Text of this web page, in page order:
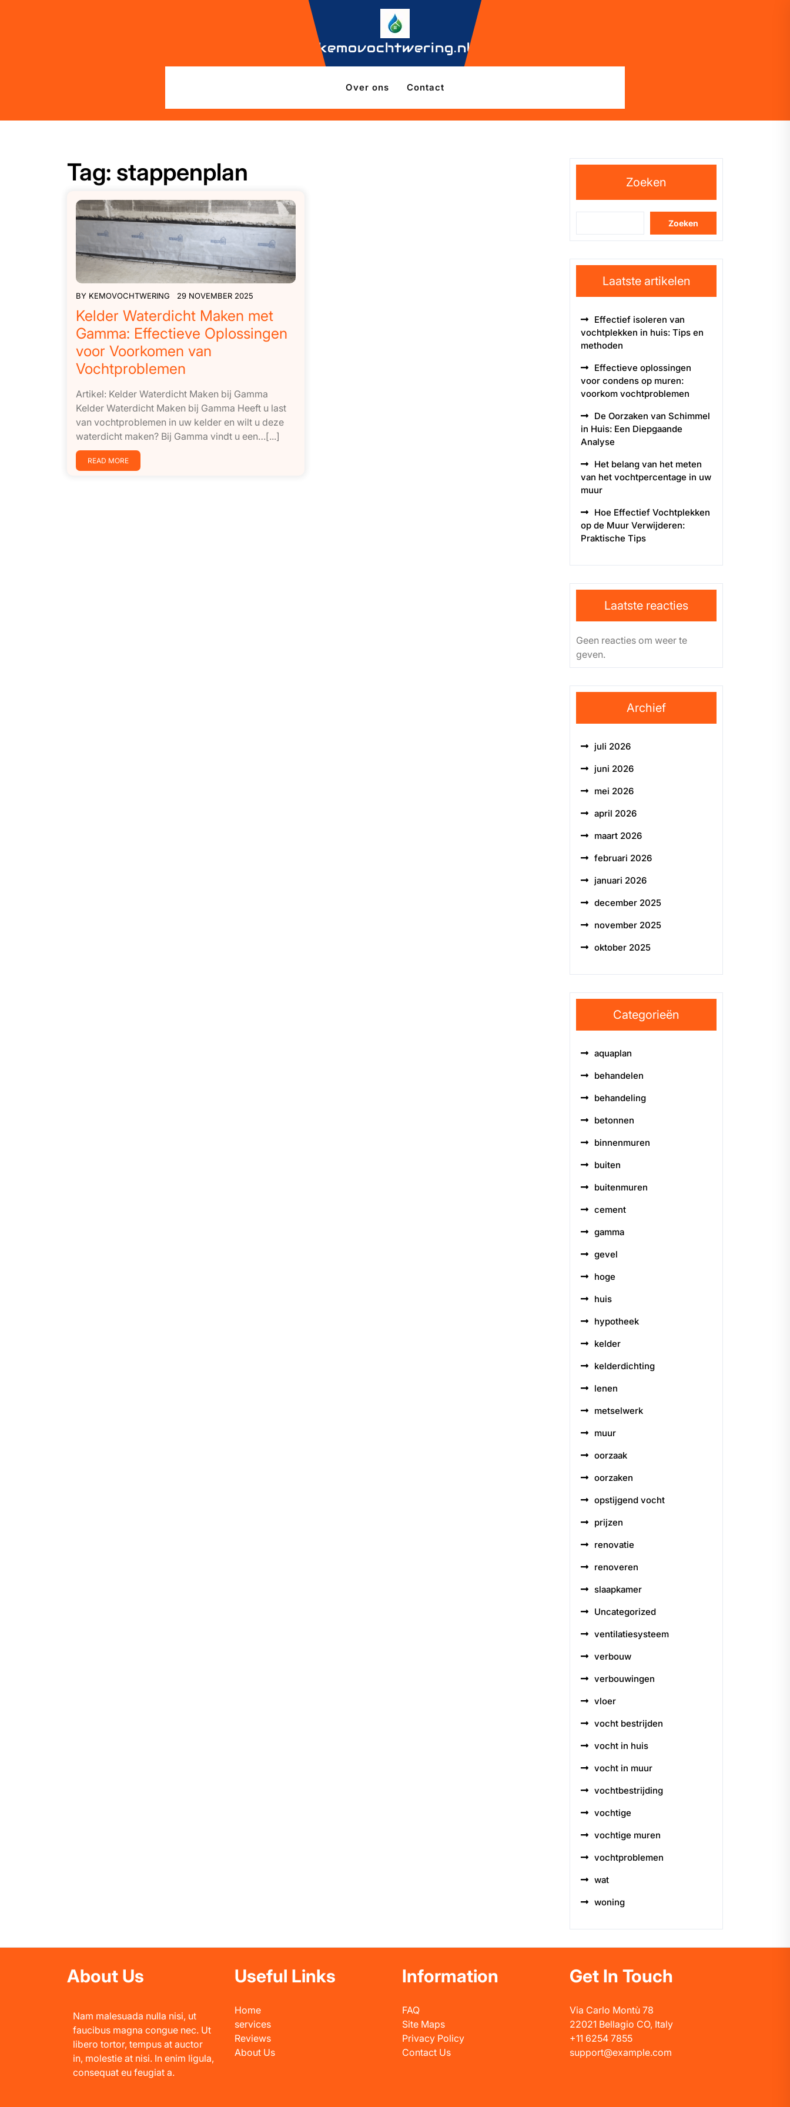
kemovochtwering.nl
Over ons Contact
Tag: stappenplan
BY KEMOVOCHTWERING 29 NOVEMBER 2025
Kelder Waterdicht Maken met
Gamma: Effectieve Oplossingen
voor Voorkomen van
Vochtproblemen
Artikel: Kelder Waterdicht Maken bij Gamma
Kelder Waterdicht Maken bij Gamma Heeft u last
van vochtproblemen in uw kelder en wilt u deze
waterdicht maken? Bij Gamma vindt u een…[...]
READ MORE
Zoeken
Zoeken
Laatste artikelen
Effectief isoleren van
vochtplekken in huis: Tips en
methoden
Effectieve oplossingen
voor condens op muren:
voorkom vochtproblemen
De Oorzaken van Schimmel
in Huis: Een Diepgaande
Analyse
Het belang van het meten
van het vochtpercentage in uw
muur
Hoe Effectief Vochtplekken
op de Muur Verwijderen:
Praktische Tips
Laatste reacties
Geen reacties om weer te
geven.
Archief
juli 2026
juni 2026
mei 2026
april 2026
maart 2026
februari 2026
januari 2026
december 2025
november 2025
oktober 2025
Categorieën
aquaplan
behandelen
behandeling
betonnen
binnenmuren
buiten
buitenmuren
cement
gamma
gevel
hoge
huis
hypotheek
kelder
kelderdichting
lenen
metselwerk
muur
oorzaak
oorzaken
opstijgend vocht
prijzen
renovatie
renoveren
slaapkamer
Uncategorized
ventilatiesysteem
verbouw
verbouwingen
vloer
vocht bestrijden
vocht in huis
vocht in muur
vochtbestrijding
vochtige
vochtige muren
vochtproblemen
wat
woning
About Us
Nam malesuada nulla nisi, ut
faucibus magna congue nec. Ut
libero tortor, tempus at auctor
in, molestie at nisi. In enim ligula,
consequat eu feugiat a.
Useful Links
Home
services
Reviews
About Us
Information
FAQ
Site Maps
Privacy Policy
Contact Us
Get In Touch
Via Carlo Montù 78
22021 Bellagio CO, Italy
+11 6254 7855
support@example.com